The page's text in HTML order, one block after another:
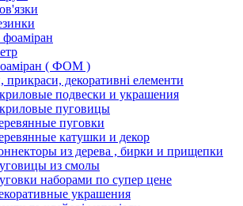
( ФОМ )
прикраси, декоративні елементи
подвески и украшения
пуговицы
пуговки
катушки и декор
из дерева , бирки и прищепки
из смолы
наборами по супер цене
украшения